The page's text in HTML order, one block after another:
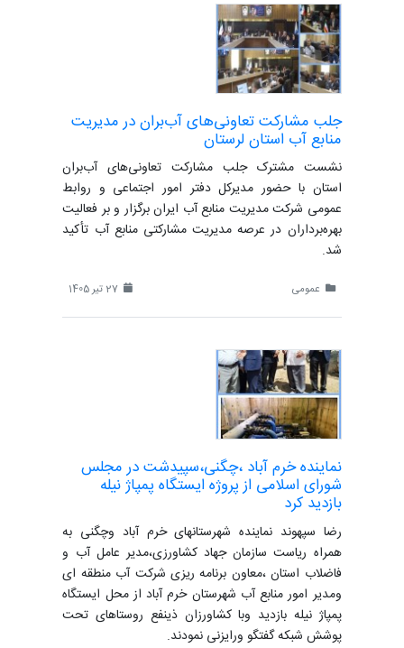
جلب مشارکت تعاونی‌های آب‌بران در مدیریت
منابع آب استان لرستان
نشست مشترک جلب مشارکت تعاونی‌های آب‌بران
استان با حضور مدیرکل دفتر امور اجتماعی و روابط
عمومی شرکت مدیریت منابع آب ایران برگزار و بر فعالیت
بهره‌برداران در عرصه مدیریت مشارکتی منابع آب تأکید
شد.
عمومی
نماینده خرم آباد ،چگنی،سپیدشت در مجلس
شورای اسلامی از پروژه ایستگاه پمپاژ نیله
بازدید کرد
رضا سپهوند نماینده شهرستانهای خرم آباد وچگنی به
همراه ریاست سازمان جهاد کشاورزی،مدیر عامل آب و
فاضلاب استان ،معاون برنامه ریزی شرکت آب منطقه ای
ومدیر امور منابع آب شهرستان خرم آباد از محل ایستگاه
پمپاژ نیله بازدید وبا کشاورزان ذینفع روستاهای تحت
پوشش شبکه گفتگو ورایزنی نمودند.